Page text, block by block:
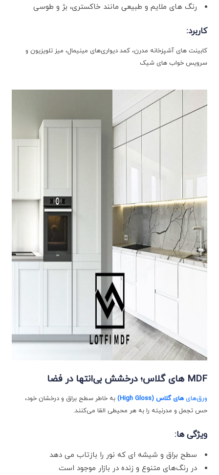
رنگ‌ های ملایم و طبیعی مانند خاکستری، بژ و طوسی
کاربرد:
کابینت ‌های آشپزخانه مدرن، کمد دیواری‌های مینیمال، میز تلویزیون و
سرویس خواب ‌های شیک
MDF های‌ گلاس؛ درخشش بی‌انتها در فضا
ورق‌های های‌ گلاس (High Gloss)
به خاطر سطح براق و درخشان خود،
حس تجمل و مدرنیته را به هر محیطی القا می‌کنند.
ویژگی‌ ها:
سطح براق و شیشه ‌ای که نور را بازتاب می ‌دهد
در رنگ‌های متنوع و زنده در بازار موجود است